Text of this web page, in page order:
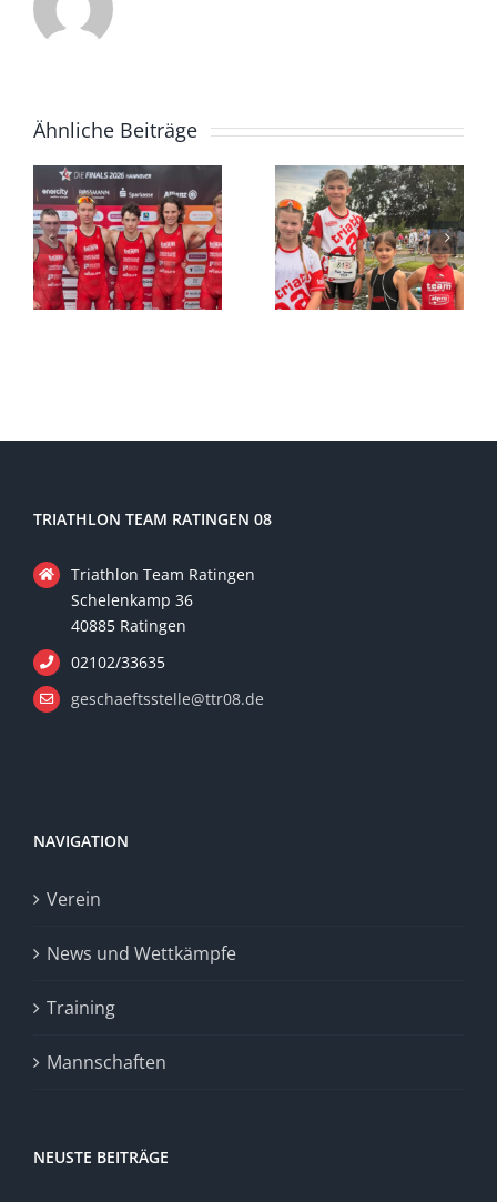
Ähnliche Beiträge
TRIATHLON TEAM RATINGEN 08
Triathlon Team Ratingen
Schelenkamp 36
40885 Ratingen
02102/33635
geschaeftsstelle@ttr08.de
NAVIGATION
Verein
News und Wettkämpfe
Training
Mannschaften
NEUSTE BEITRÄGE